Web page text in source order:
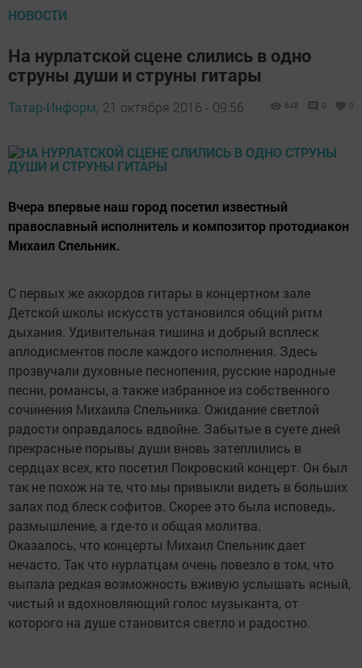
НОВОСТИ
На нурлатской сцене слились в одно
струны души и струны гитары
Татар-Информ, 21 октября 2016 - 09:56 648 0 0
Вчера впервые наш город посетил известный
православный исполнитель и композитор протодиакон
Михаил Спельник.
С первых же аккордов гитары в концертном зале
Детской школы искусств установился общий ритм
дыхания. Удивительная тишина и добрый всплеск
аплодисментов после каждого исполнения. Здесь
прозвучали духовные песнопения, русские народные
песни, романсы, а также избранное из собственного
сочинения Михаила Спельника. Ожидание светлой
радости оправдалось вдвойне. Забытые в суете дней
прекрасные порывы души вновь затеплились в
сердцах всех, кто посетил Покровский концерт. Он был
так не похож на те, что мы привыкли видеть в больших
залах под блеск софитов. Скорее это была исповедь,
размышление, а где-то и общая молитва.
Оказалось, что концерты Михаил Спельник дает
нечасто. Так что нурлатцам очень повезло в том, что
выпала редкая возможность вживую услышать ясный,
чистый и вдохновляющий голос музыканта, от
которого на душе становится светло и радостно.